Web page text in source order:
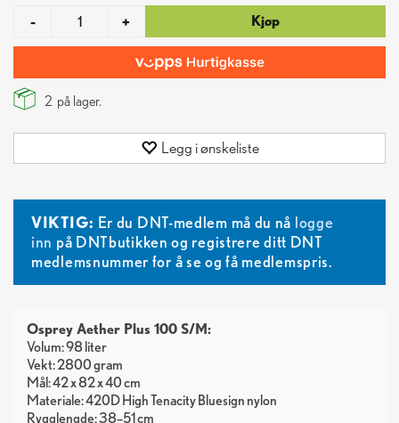
- + Kjøp
2 på lager.
Legg i ønskeliste
VIKTIG: Er du DNT-medlem må du nå logge
inn på DNTbutikken og registrere ditt DNT
medlemsnummer for å se og få medlemspris.
Osprey Aether Plus 100 S/M:
Volum: 98 liter
Vekt: 2800 gram
Mål: 42 x 82 x 40 cm
Materiale: 420D High Tenacity Bluesign nylon
Rygglengde: 38–51 cm